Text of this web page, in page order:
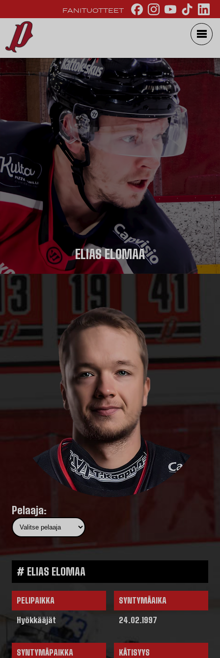
FANITUOTTEET
ELIAS ELOMAA
Pelaaja:
# ELIAS ELOMAA
PELIPAIKKA
Hyökkääjät
SYNTYMÄAIKA
24.02.1997
SYNTYMÄPAIKKA KÄTISYYS